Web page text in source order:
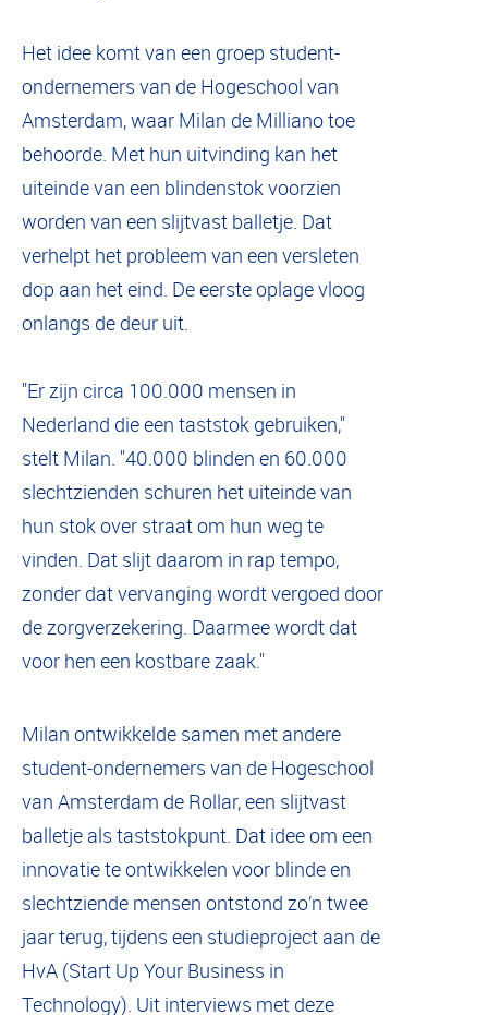
Het idee komt van een groep student-
ondernemers van de Hogeschool van
Amsterdam, waar Milan de Milliano toe
behoorde. Met hun uitvinding kan het
uiteinde van een blindenstok voorzien
worden van een slijtvast balletje. Dat
verhelpt het probleem van een versleten
dop aan het eind. De eerste oplage vloog
onlangs de deur uit.
"Er zijn circa 100.000 mensen in
Nederland die een taststok gebruiken,"
stelt Milan. "40.000 blinden en 60.000
slechtzienden schuren het uiteinde van
hun stok over straat om hun weg te
vinden. Dat slijt daarom in rap tempo,
zonder dat vervanging wordt vergoed door
de zorgverzekering. Daarmee wordt dat
voor hen een kostbare zaak."
Milan ontwikkelde samen met andere
student-ondernemers van de Hogeschool
van Amsterdam de Rollar, een slijtvast
balletje als taststokpunt. Dat idee om een
innovatie te ontwikkelen voor blinde en
slechtziende mensen ontstond zo’n twee
jaar terug, tijdens een studieproject aan de
HvA (Start Up Your Business in
Technology). Uit interviews met deze